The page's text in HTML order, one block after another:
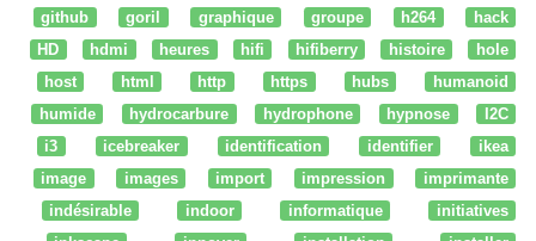
github
goril graphique groupe h264
hack
HD
hdmi heures hifi hifiberry histoire
hole
host
html http https hubs
humanoid
humide
hydrocarbure hydrophone hypnose
I2C
i3
icebreaker identification identifier
ikea
image
images import impression
imprimante
indésirable
indoor informatique
initiatives